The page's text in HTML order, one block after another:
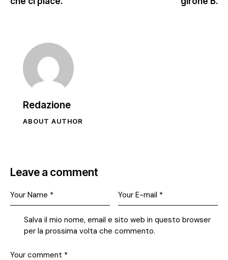
Redazione
ABOUT AUTHOR
Leave a comment
Salva il mio nome, email e sito web in questo browser
per la prossima volta che commento.